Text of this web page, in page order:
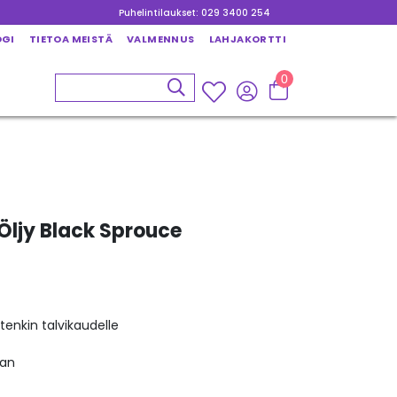
Puhelintilaukset: 029 3400 254
TIETOA MEISTÄ VALMENNUS LAHJAKORTTI
0
Black Sprouce
talvikaudelle